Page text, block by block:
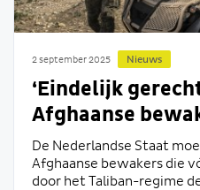
2 september 2025 Nieuws
‘Eindelijk
Afghaanse
De Nederlandse Staat
Afghaanse bewakers die
door het Taliban-regime